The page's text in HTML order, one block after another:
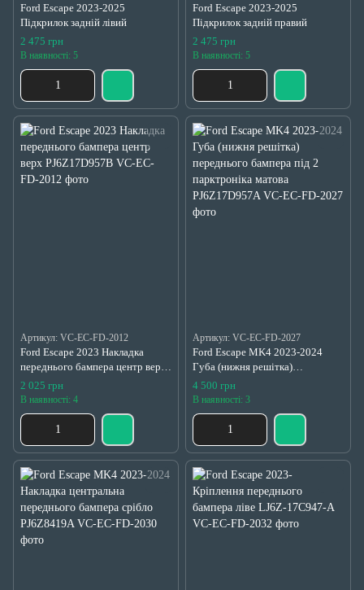
Ford Escape 2023-2025
Підкрилок задній лівий
2 475 грн
В наявності: 5
Ford Escape 2023-2025
Підкрилок задній правий
2 475 грн
В наявності: 5
Артикул: VC-EC-FD-2012
Ford Escape 2023 Накладка
переднього бампера центр верх
PJ6Z17D957B
2 025 грн
В наявності: 4
Артикул: VC-EC-FD-2027
Ford Escape MK4 2023-2024
Губа (нижня решітка)
переднього бампера під 2
парктроніка матова
4 500 грн
В наявності: 3